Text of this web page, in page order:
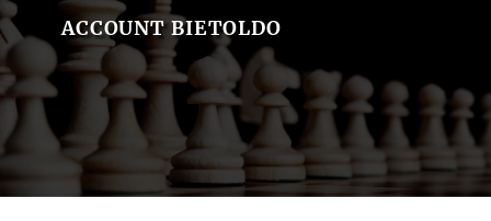
ACCOUNT BIETOLDO